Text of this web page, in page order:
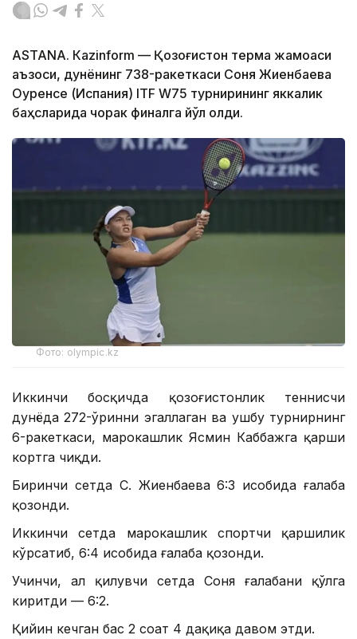
ASTANА. Кazinform — Қозоғистон терма жамоаси
аъзоси, дунёнинг 738-ракеткаси Соня Жиенбаева
Оуренсе (Испания) ITF W75 турнирининг яккалик
баҳсларида чорак финалга йўл олди.
Фото: olympic.kz
Иккинчи босқичда қозоғистонлик теннисчи
дунёда 272-ўринни эгаллаган ва ушбу турнирнинг
6-ракеткаси, марокашлик Ясмин Каббажга қарши
кортга чиқди.
Биринчи сетда С. Жиенбаева 6:3 ҳисобида ғалаба
қозонди.
Иккинчи сетда марокашлик спортчи қаршилик
кўрсатиб, 6:4 ҳисобида ғалаба қозонди.
Учинчи, ҳал қилувчи сетда Соня ғалабани қўлга
киритди — 6:2.
Қийин кечган баҳс 2 соат 4 дақиқа давом этди.